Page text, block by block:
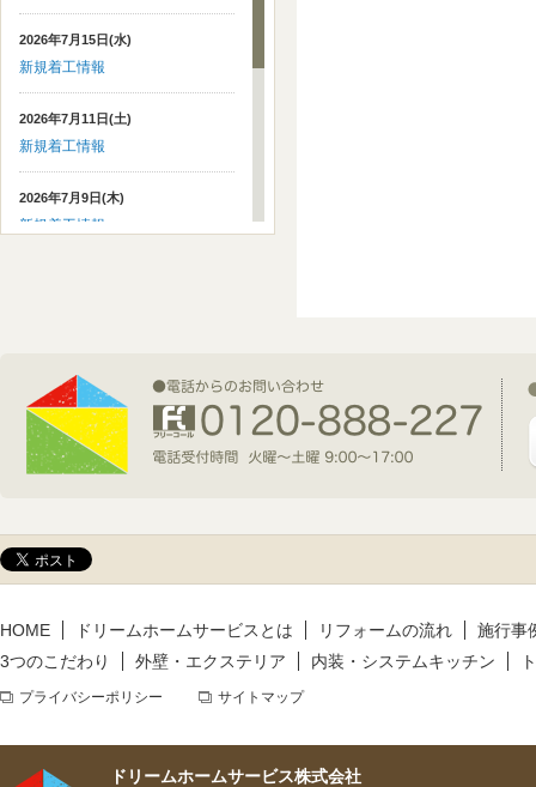
2026年7月15日(水)
新規着工情報
2026年7月11日(土)
新規着工情報
2026年7月9日(木)
新規着工情報
新規着工情報
2026年5月14日(木)
新規着工情報
HOME ドリームホームサービスとは リフォームの流れ
施行事
3つのこだわり
外壁・エクステリア 内装・システムキッチン
プライバシーポリシー サイトマップ
ドリームホームサービス株式会社